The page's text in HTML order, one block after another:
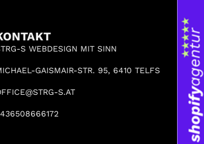
S WEBDESIGN MIT SINN
GAISMAIR-STR. 95, 6410 TELFS
S.AT